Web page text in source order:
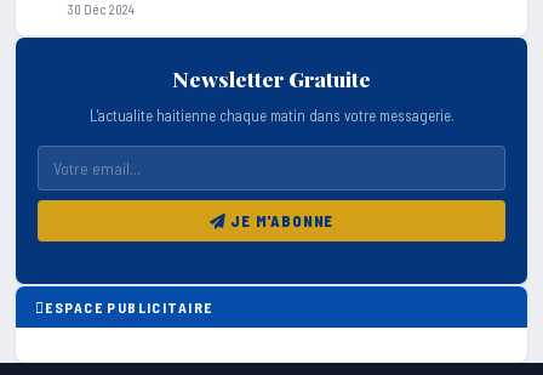
30 Déc 2024
Newsletter Gratuite
L'actualite haitienne chaque matin dans votre messagerie.
JE M'ABONNE
ESPACE PUBLICITAIRE